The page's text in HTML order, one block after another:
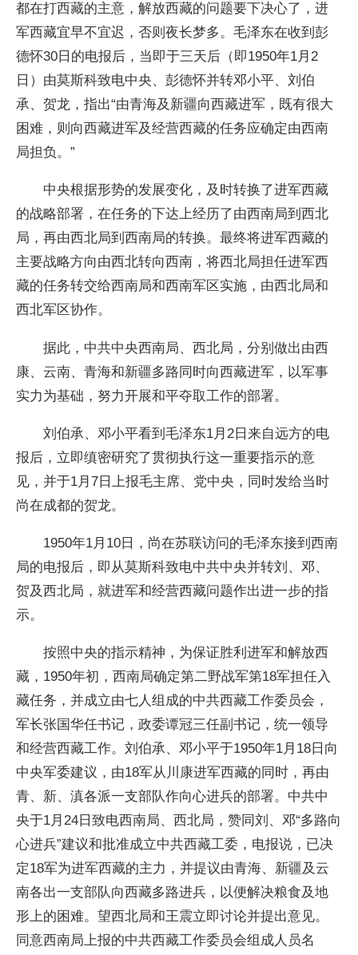
都在打西藏的主意，解放西藏的问题要下决心了，进
军西藏宜早不宜迟，否则夜长梦多。毛泽东在收到彭
德怀30日的电报后，当即于三天后（即1950年1月2
日）由莫斯科致电中央、彭德怀并转邓小平、刘伯
承、贺龙，指出“由青海及新疆向西藏进军，既有很大
困难，则向西藏进军及经营西藏的任务应确定由西南
局担负。”
中央根据形势的发展变化，及时转换了进军西藏
的战略部署，在任务的下达上经历了由西南局到西北
局，再由西北局到西南局的转换。最终将进军西藏的
主要战略方向由西北转向西南，将西北局担任进军西
藏的任务转交给西南局和西南军区实施，由西北局和
西北军区协作。
据此，中共中央西南局、西北局，分别做出由西
康、云南、青海和新疆多路同时向西藏进军，以军事
实力为基础，努力开展和平夺取工作的部署。
刘伯承、邓小平看到毛泽东1月2日来自远方的电
报后，立即缜密研究了贯彻执行这一重要指示的意
见，并于1月7日上报毛主席、党中央，同时发给当时
尚在成都的贺龙。
1950年1月10日，尚在苏联访问的毛泽东接到西南
局的电报后，即从莫斯科致电中共中央并转刘、邓、
贺及西北局，就进军和经营西藏问题作出进一步的指
示。
按照中央的指示精神，为保证胜利进军和解放西
藏，1950年初，西南局确定第二野战军第18军担任入
藏任务，并成立由七人组成的中共西藏工作委员会，
军长张国华任书记，政委谭冠三任副书记，统一领导
和经营西藏工作。刘伯承、邓小平于1950年1月18日向
中央军委建议，由18军从川康进军西藏的同时，再由
青、新、滇各派一支部队作向心进兵的部署。中共中
央于1月24日致电西南局、西北局，赞同刘、邓“多路向
心进兵”建议和批准成立中共西藏工委，电报说，已决
定18军为进军西藏的主力，并提议由青海、新疆及云
南各出一支部队向西藏多路进兵，以便解决粮食及地
形上的困难。望西北局和王震立即讨论并提出意见。
同意西南局上报的中共西藏工作委员会组成人员名